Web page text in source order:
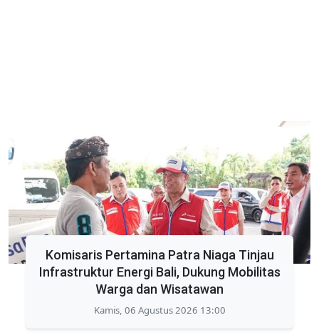
Komisaris Pertamina Patra Niaga Tinjau
Infrastruktur Energi Bali, Dukung Mobilitas
Warga dan Wisatawan
Kamis, 06 Agustus 2026 13:00